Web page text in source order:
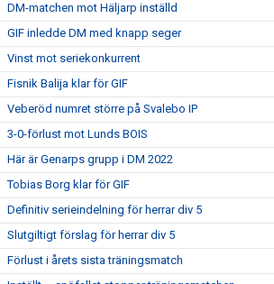
DM-matchen mot Häljarp inställd
GIF inledde DM med knapp seger
Vinst mot seriekonkurrent
Fisnik Balija klar för GIF
Veberöd numret större på Svalebo IP
3-0-förlust mot Lunds BOIS
Här är Genarps grupp i DM 2022
Tobias Borg klar för GIF
Definitiv serieindelning för herrar div 5
Slutgiltigt förslag för herrar div 5
Förlust i årets sista träningsmatch